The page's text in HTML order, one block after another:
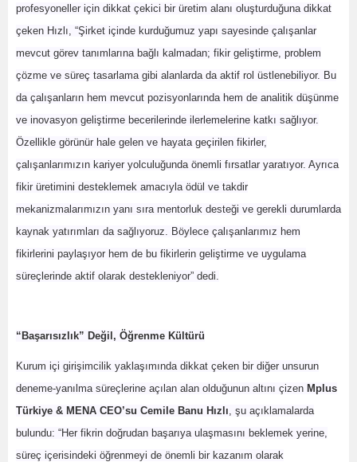
profesyoneller için dikkat çekici bir üretim alanı oluşturduğuna dikkat
çeken Hızlı, “Şirket içinde kurduğumuz yapı sayesinde çalışanlar
mevcut görev tanımlarına bağlı kalmadan; fikir geliştirme, problem
çözme ve süreç tasarlama gibi alanlarda da aktif rol üstlenebiliyor. Bu
da çalışanların hem mevcut pozisyonlarında hem de analitik düşünme
ve inovasyon geliştirme becerilerinde ilerlemelerine katkı sağlıyor.
Özellikle görünür hale gelen ve hayata geçirilen fikirler,
çalışanlarımızın kariyer yolculuğunda önemli fırsatlar yaratıyor. Ayrıca
fikir üretimini desteklemek amacıyla ödül ve takdir
mekanizmalarımızın yanı sıra mentorluk desteği ve gerekli durumlarda
kaynak yatırımları da sağlıyoruz. Böylece çalışanlarımız hem
fikirlerini paylaşıyor hem de bu fikirlerin geliştirme ve uygulama
süreçlerinde aktif olarak destekleniyor” dedi.
“Başarısızlık” Değil, Öğrenme Kültürü
Kurum içi girişimcilik yaklaşımında dikkat çeken bir diğer unsurun
deneme-yanılma süreçlerine açılan alan olduğunun altını çizen Mplus
Türkiye & MENA CEO’su Cemile Banu Hızlı, şu açıklamalarda
bulundu: “Her fikrin doğrudan başarıya ulaşmasını beklemek yerine,
süreç içerisindeki öğrenmeyi de önemli bir kazanım olarak